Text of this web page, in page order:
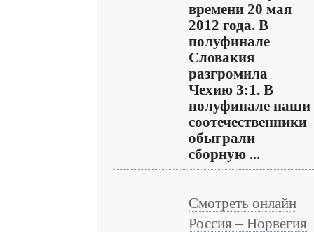
времени 20 мая
2012 года. В
полуфинале
Словакия
разгромила
Чехию 3:1. В
полуфинале наши
соотечественники
обыграли
сборную ...
Смотреть онлайн
Россия – Норвегия